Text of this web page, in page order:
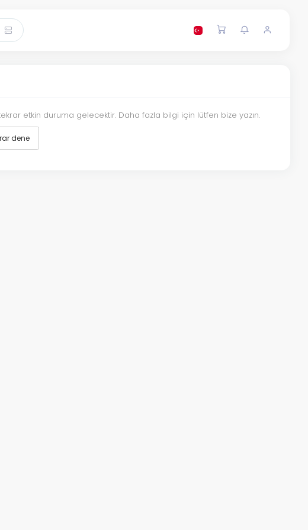
etkin duruma gelecektir. Daha fazla bilgi için lütfen bize yazın.
dene